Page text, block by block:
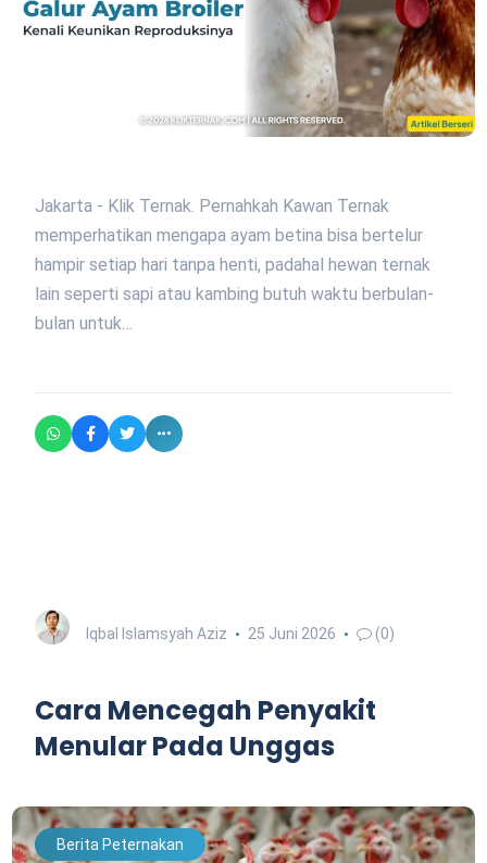
Jakarta - Klik Ternak. Pernahkah Kawan Ternak
memperhatikan mengapa ayam betina bisa bertelur
hampir setiap hari tanpa henti, padahal hewan ternak
lain seperti sapi atau kambing butuh waktu berbulan-
bulan untuk…
Iqbal Islamsyah Aziz 25 Juni 2026 (0)
Cara Mencegah Penyakit
Menular Pada Unggas
Berita Peternakan